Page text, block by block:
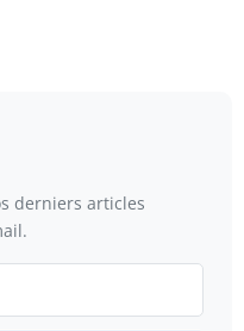
derniers articles